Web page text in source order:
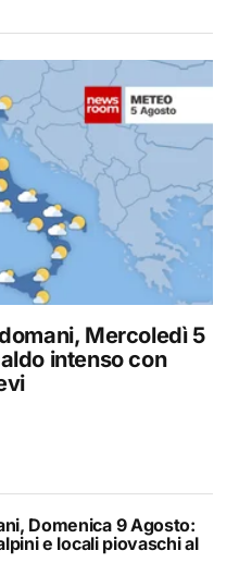
Mercoledì 5
intenso con
Domenica 9 Agosto:
e locali piovaschi al